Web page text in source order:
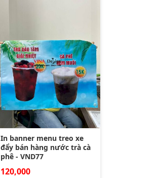
In banner menu treo xe
đẩy bán hàng nước trà cà
phê - VND77
120,000